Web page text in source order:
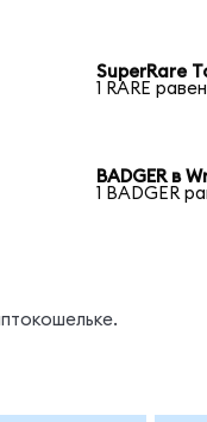
SuperRare
1 RARE
BADGER в
1 BADGER